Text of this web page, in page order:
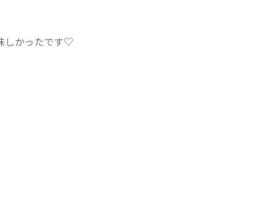
しかったです♡